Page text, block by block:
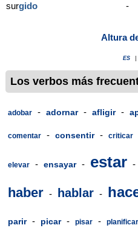
surgido -
Altura
ES
Los verbos más
adobar - adornar - afligir -
comentar - consentir - criticar
elevar - ensayar - estar -
haber - hablar -
parir - picar - pisar - planificar